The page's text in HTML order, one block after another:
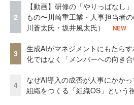
2
【動画】研修の「やりっぱなし
もの〜川崎重工業・人事担当者
川蒼太氏・坂井風太氏）
NEW
3
生成AIがマネジメントにもたら
化ではなく「メンバーへの向き合
4
なぜAI導入の成否が人事にかか
組織をつくる「組織OS」という